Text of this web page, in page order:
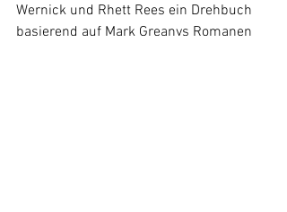
Wernick und Rhett Rees ein Drehbuch
basierend auf Mark Greanys Romanen